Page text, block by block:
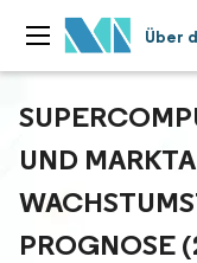
Über
ND
ROGNOSE